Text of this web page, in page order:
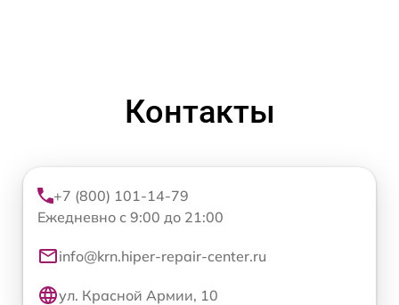
Контакты
+7 (800) 101-14-79
Ежедневно с 9:00 до 21:00
info@krn.hiper-repair-center.ru
ул. Красной Армии, 10